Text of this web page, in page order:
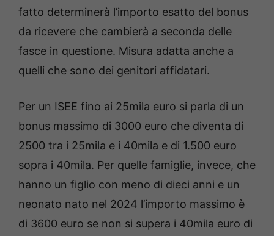
fatto determinerà l’importo esatto del bonus
da ricevere che cambierà a seconda delle
fasce in questione. Misura adatta anche a
quelli che sono dei genitori affidatari.
Per un ISEE fino ai 25mila euro si parla di un
bonus massimo di 3000 euro che diventa di
2500 tra i 25mila e i 40mila e di 1.500 euro
sopra i 40mila. Per quelle famiglie, invece, che
hanno un figlio con meno di dieci anni e un
neonato nato nel 2024 l’importo massimo è
di 3600 euro se non si supera i 40mila euro di